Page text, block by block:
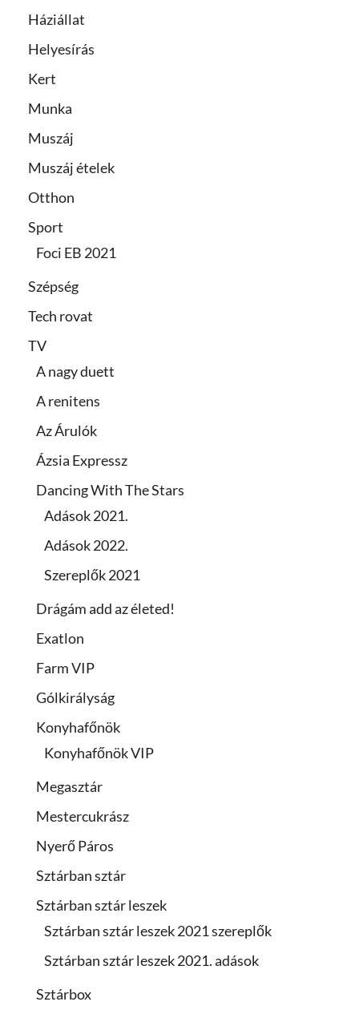
Háziállat
Helyesírás
Kert
Munka
Muszáj
Muszáj ételek
Otthon
Sport
Foci EB 2021
Szépség
Tech rovat
TV
A nagy duett
A renitens
Az Árulók
Ázsia Expressz
Dancing With The Stars
Adások 2021.
Adások 2022.
Szereplők 2021
Drágám add az életed!
Exatlon
Farm VIP
Gólkirályság
Konyhafőnök
Konyhafőnök VIP
Megasztár
Mestercukrász
Nyerő Páros
Sztárban sztár
Sztárban sztár leszek
Sztárban sztár leszek 2021 szereplők
Sztárban sztár leszek 2021. adások
Sztárbox